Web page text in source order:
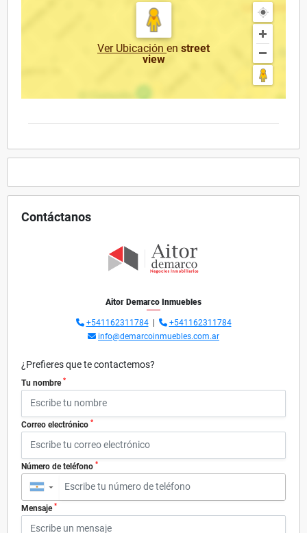
Ver Ubicación en street
view
Contáctanos
Aitor Demarco Inmuebles
+541162311784|
+541162311784
info@demarcoinmuebles.com.ar
¿Prefieres que te contactemos?
Tu nombre *
Correo electrónico *
Número de teléfono *
▼
Mensaje *